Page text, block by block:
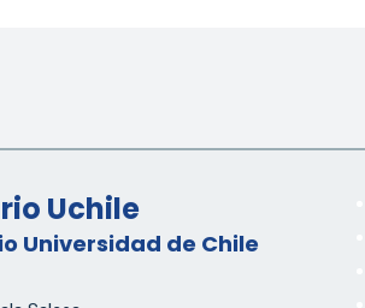
Uchile
Universidad de Chile